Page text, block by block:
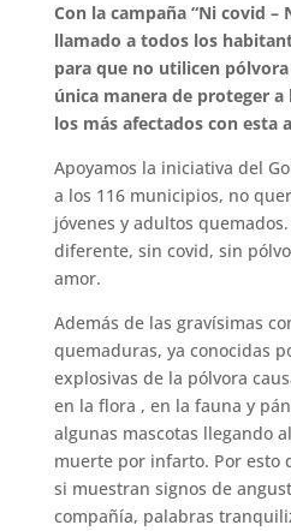
Con la campaña “Ni covid –
llamado a todos los
para que no utilicen
única manera de proteger
los más afectados con esta
Apoyamos la iniciativa del
a los 116 municipios, no
jóvenes y adultos
diferente, sin covid, sin
amor.
Además de las gravísimas
quemaduras, ya conocidas
explosivas de la pólvora
en la flora , en la fauna y
algunas mascotas llegando
muerte por infarto. Por esto
si muestran signos de
compañía, palabras